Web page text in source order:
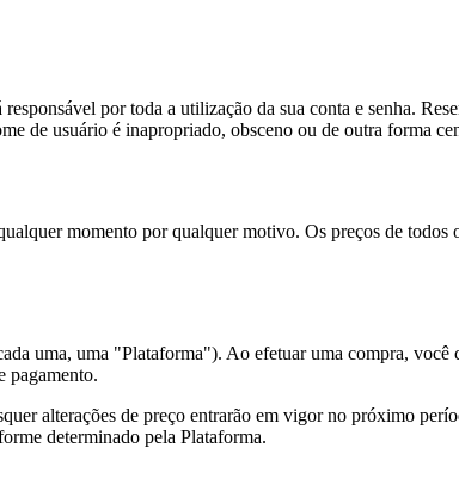
por toda a utilização da sua conta e senha.
de usuário é inapropriado, obsceno ou de outra forma
momento por qualquer motivo. Os preços de todos
uma, uma "Plataforma"). Ao efetuar uma compra, você
pagamento.
alterações de preço entrarão em vigor no próximo
determinado pela Plataforma.